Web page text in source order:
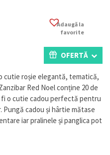
Adaugă la
favorite
OFERTĂ
cutie roșie elegantă, tematică,
Red Noel conține 20 de
o cutie cadou perfectă pentru
cadou și hârtie mătase
iar pralinele și panglica pot